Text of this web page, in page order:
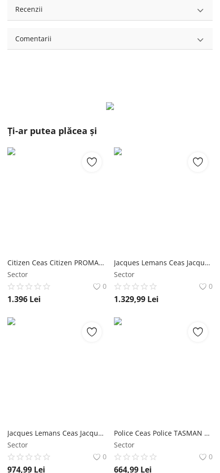
Recenzii
Comentarii
Ți-ar putea plăcea și
Citizen Ceas Citizen PROMASTER MARINE BN0150-10E Eco-Drive
Sector
0
1.396 Lei
Jacques Lemans Ceas Jacques Lemans York 1-1649E
Sector
0
1.329,99 Lei
Jacques Lemans Ceas Jacques Lemans LA PASSION LP-133J
Sector
0
974,99 Lei
Police Ceas Police TASMAN PL16023JSB.02
Sector
0
664,99 Lei